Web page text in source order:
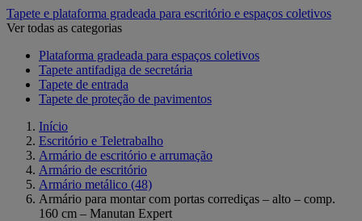
Tapete e plataforma gradeada para escritório e espaços coletivos
Ver todas as categorias
Plataforma gradeada para espaços coletivos
Tapete antifadiga de secretária
Tapete de entrada
Tapete de proteção de pavimentos
Início
Escritório e Teletrabalho
Armário de escritório e arrumação
Armário de escritório
Armário metálico (48)
Armário para montar com portas corrediças – alto – comp.
160 cm – Manutan Expert